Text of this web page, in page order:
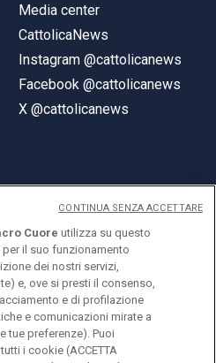
Media center
CattolicaNews
Instagram @cattolicanews
Facebook @cattolicanews
X @cattolicanews
Cuore
Cuore utilizza su questo
il suo funzionamento
dei nostri servizi,
e, ove si presti il consenso,
e di profilazione
e comunicazioni mirate a
tue preferenze). Puoi
i cookie (ACCETTA
CONTINUA SENZA ACCETTARE